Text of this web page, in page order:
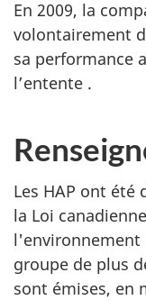
En 2009, la
volontairement
sa performance
l’entente .
Les HAP ont été
la Loi
l'environnement
groupe de plus
sont émises, en